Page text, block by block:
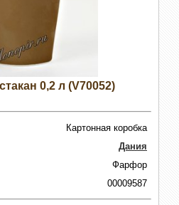
0,2 л (V70052)
Картонная коробка
Дания
Фарфор
00009587